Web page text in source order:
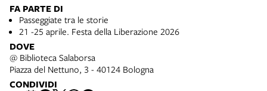
FA PARTE DI
Passeggiate tra le storie
21 -25 aprile. Festa della Liberazione 2026
DOVE
@ Biblioteca Salaborsa
Piazza del Nettuno, 3 - 40124 Bologna
CONDIVIDI